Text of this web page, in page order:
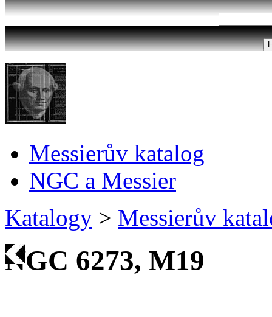
Messierův katalog
NGC a Messier
Katalogy > Messierův
NGC 6273, M19